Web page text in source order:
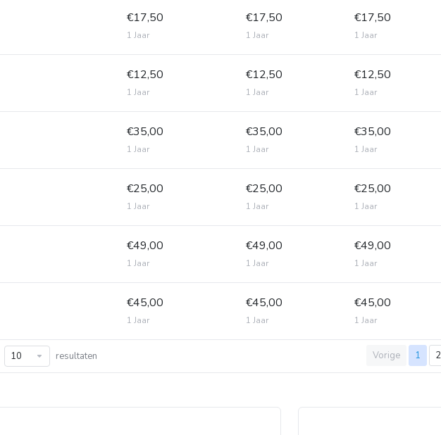
€17,50
1 Jaar
€17,50
1 Jaar
€17,50
1 Jaar
€12,50
1 Jaar
€12,50
1 Jaar
€12,50
1 Jaar
€35,00
1 Jaar
€35,00
1 Jaar
€35,00
1 Jaar
€25,00
1 Jaar
€25,00
1 Jaar
€25,00
1 Jaar
€49,00
1 Jaar
€49,00
1 Jaar
€49,00
1 Jaar
€45,00
1 Jaar
€45,00
1 Jaar
€45,00
1 Jaar
Vorige 1 2
resultaten